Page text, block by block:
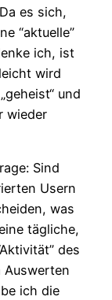
es sich,
“aktuelle”
ich, ist
wird
und
wieder
Sind
Usern
was
tägliche,
des
Auswerten
ich die